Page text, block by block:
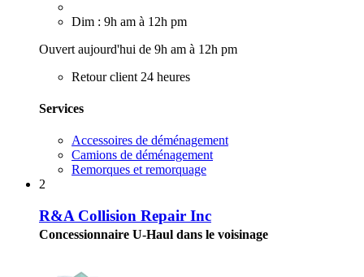
Dim : 9h am à 12h pm
Ouvert aujourd'hui de 9h am à 12h pm
Retour client 24 heures
Services
Accessoires de déménagement
Camions de déménagement
Remorques et remorquage
2
R&A Collision Repair Inc
Concessionnaire U-Haul dans le voisinage